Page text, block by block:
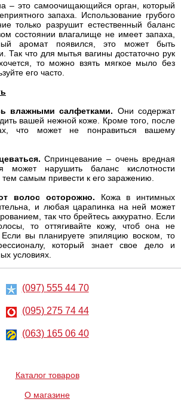
– это самоочищающийся орган, который
запаха. Использование грубого
только разрушит естественный баланс
состоянии влагалище не имеет запаха,
аромат появился, это может быть
Так что для мытья вагины достаточно рук
то можно взять мягкое мыло без
его часто.
влажными салфетками. Они содержат
вашей нежной коже. Кроме того, после
что может не понравиться вашему
Спринцевание – очень вредная
может нарушить баланс кислотности
самым привести к его заражению.
волос осторожно. Кожа в интимных
и любая царапинка на ней может
так что брейтесь аккуратно. Если
то оттягивайте кожу, чтоб она не
вы планируете эпиляцию воском, то
который знает свое дело и
условиях.
(097) 555 44 70
(095) 275 74 44
(063) 165 06 40
Каталог товаров
О магазине